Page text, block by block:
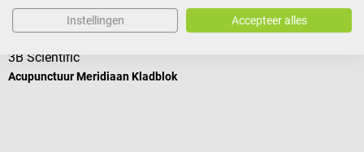
Toebehoor
3B Scientific
Acupunctuur Meridiaan Kladblok
Instellingen Accepteer alles